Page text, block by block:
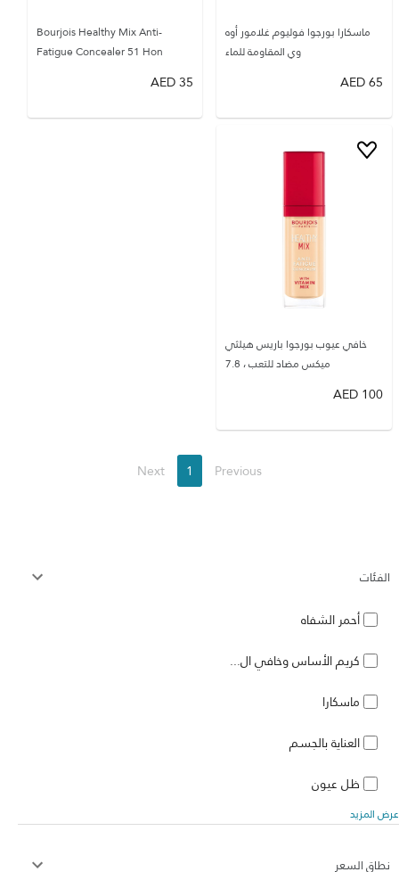
الفئات
أحمر الشفاه
كريم الأساس وخافي ال...
ماسكارا
العناية بالجسم
ظل عيون
عرض المزيد
نطاق السعر
ماسكارا بورجوا فوليوم غلامور أوه
وي المقاومة للماء
65
AED
Bourjois Healthy Mix Anti-
Fatigue Concealer 51 Hon
35
AED
خافي عيوب بورجوا باريس هيلثي
ميكس مضاد للتعب ، 7.8
100
AED
Previous
1
Next